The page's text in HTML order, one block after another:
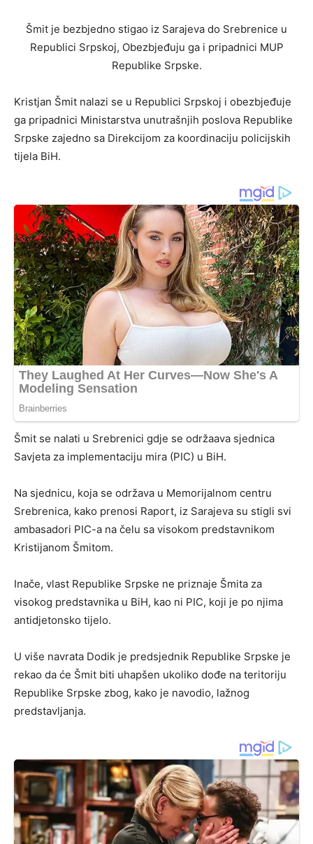
Šmit je bezbjedno stigao iz Sarajeva do Srebrenice u
Republici Srpskoj, Obezbjeđuju ga i pripadnici MUP
Republike Srpske.
Kristjan Šmit nalazi se u Republici Srpskoj i obezbjeđuje
ga pripadnici Ministarstva unutrašnjih poslova Republike
Srpske zajedno sa Direkcijom za koordinaciju policijskih
tijela BiH.
Šmit se nalati u Srebrenici gdje se održaava sjednica
Savjeta za implementaciju mira (PIC) u BiH.
Na sjednicu, koja se održava u Memorijalnom centru
Srebrenica, kako prenosi Raport, iz Sarajeva su stigli svi
ambasadori PIC-a na čelu sa visokom predstavnikom
Kristijanom Šmitom.
Inače, vlast Republike Srpske ne priznaje Šmita za
visokog predstavnika u BiH, kao ni PIC, koji je po njima
antidjetonsko tijelo.
U više navrata Dodik je predsjednik Republike Srpske je
rekao da će Šmit biti uhapšen ukoliko dođe na teritoriju
Republike Srpske zbog, kako je navodio, lažnog
predstavljanja.